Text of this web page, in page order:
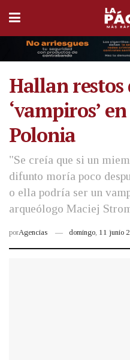
Hallan restos
‘vampiros’
Polonia
"Se creía que si un
difunto moría poco
o ella podría ser un
arqueólogo Maciej
porAgencias domingo, 11 junio